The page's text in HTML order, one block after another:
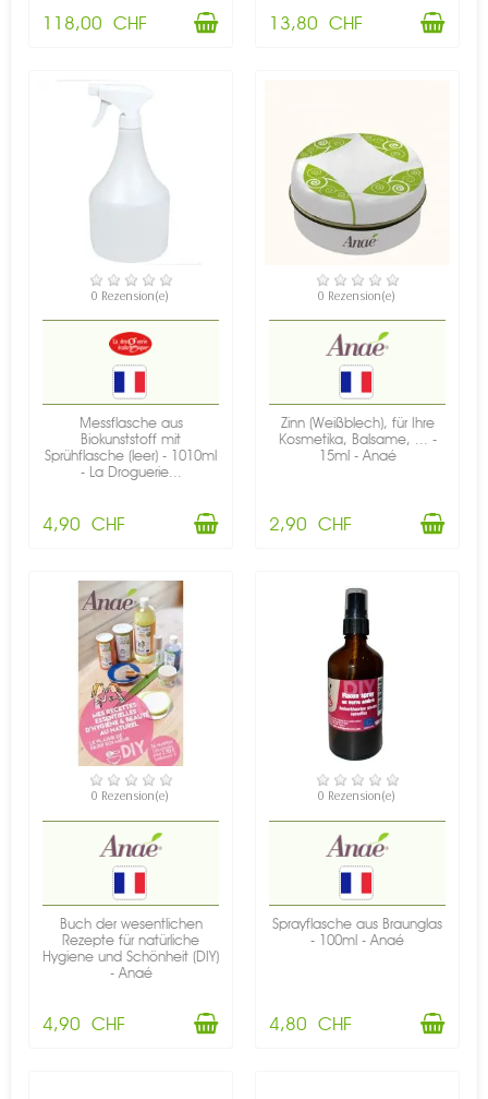
118,00 CHF 13,80 CHF
VERFÜGBAR
0 Rezension(e)
Messflasche aus
Biokunststoff mit
Sprühflasche (leer) - 1010ml
- La Droguerie...
4,90 CHF
VERFÜGBAR
0 Rezension(e)
Zinn (Weißblech), für Ihre
Kosmetika, Balsame, ... -
15ml - Anaé
2,90 CHF
VERFÜGBAR
0 Rezension(e)
Buch der wesentlichen
Rezepte für natürliche
Hygiene und Schönheit (DIY)
- Anaé
4,90 CHF
VERFÜGBAR
0 Rezension(e)
Sprayflasche aus Braunglas
- 100ml - Anaé
4,80 CHF